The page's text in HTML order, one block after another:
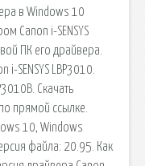
в Windows 10
Canon i-SENSYS
ПК его драйвера.
SENSYS LBP3010.
Скачать
прямой ссылке.
10, Windows
файла: 20.95. Как